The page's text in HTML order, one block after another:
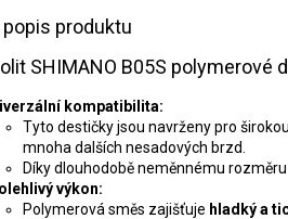
popis produktu
SHIMANO B05S polymerové
kompatibilita:
Tyto destičky jsou navrženy pro
mnoha dalších nesadových brzd.
Díky dlouhodobě neměnnému
výkon:
Polymerová směs zajišťuje hladký a